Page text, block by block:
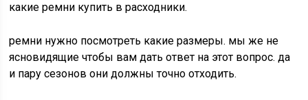
какие ремни купить в расходники.
ремни нужно посмотреть какие размеры. мы же не
ясновидящие чтобы вам дать ответ на этот вопрос. да
и пару сезонов они должны точно отходить.